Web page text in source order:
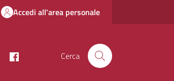
Accedi all'area personale
Cerca